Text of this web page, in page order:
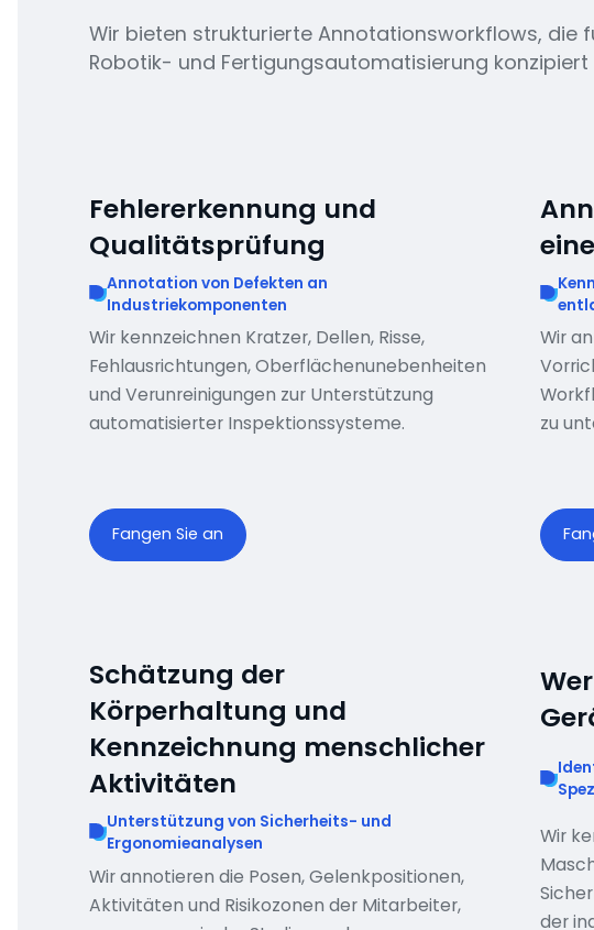
Wir bieten strukturierte Annotationsworkflows, die
Robotik- und Fertigungsautomatisierung konzipiert
Fehlererkennung und
Qualitätsprüfung
Annotation von Defekten an
Industriekomponenten
Wir kennzeichnen Kratzer, Dellen, Risse,
Fehlausrichtungen, Oberflächenunebenheiten
und Verunreinigungen zur Unterstützung
automatisierter Inspektionssysteme.
Fangen Sie an
Wir
zu
Schätzung der
Körperhaltung und
Kennzeichnung menschlicher
Aktivitäten
Unterstützung von Sicherheits- und
Ergonomieanalysen
Wir annotieren die Posen, Gelenkpositionen,
Aktivitäten und Risikozonen der Mitarbeiter,
Wir
der